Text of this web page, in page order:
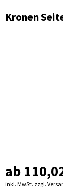
Kronen
ab
inkl. MwSt. zzgl.